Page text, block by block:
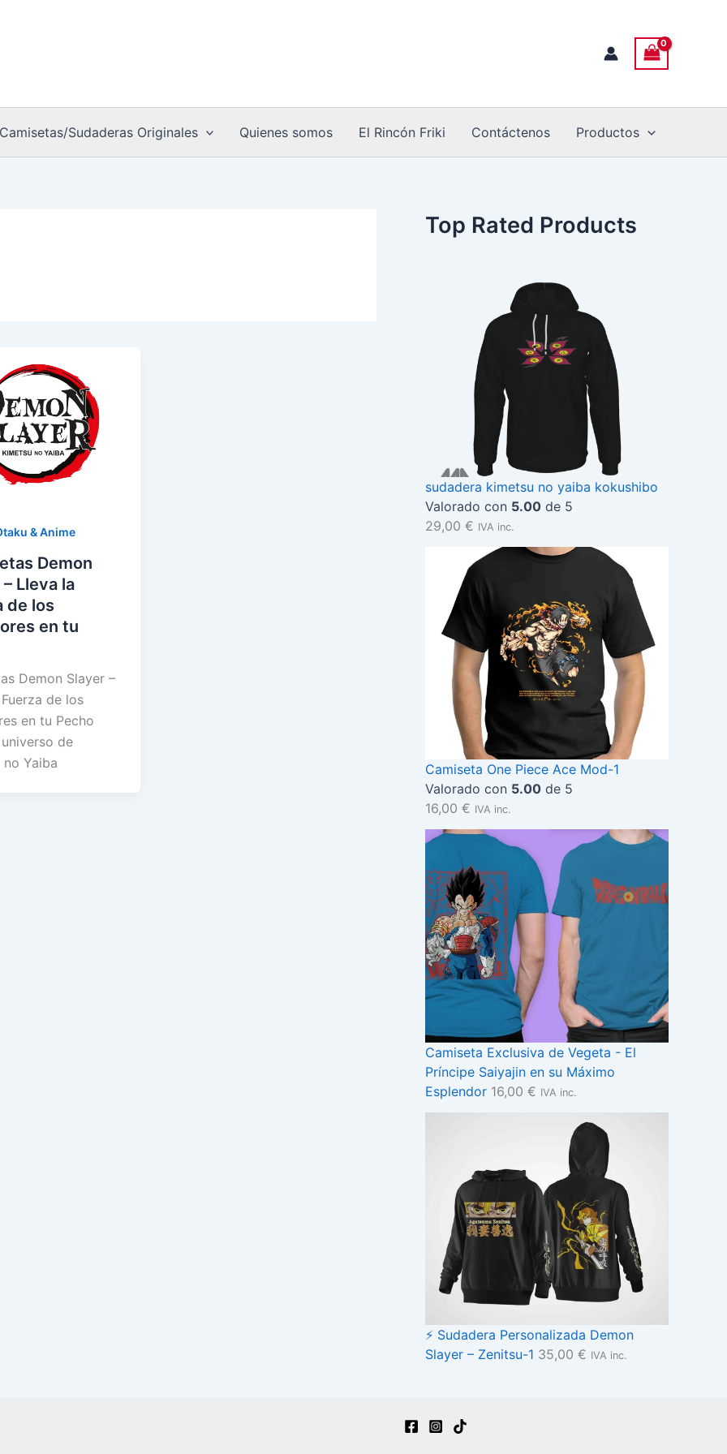
Camisetas/Sudaderas Originales Quienes somos El Rincón Friki Contáctenos Productos
& Anime
Demon
Lleva la
de los
en tu
Demon Slayer –
de los
en tu Pecho
de
Yaiba
Top Rated Products
sudadera kimetsu no yaiba kokushibo
Valorado con 5.00 de 5
29,00 € IVA inc.
Camiseta One Piece Ace Mod-1
Valorado con 5.00 de 5
16,00 € IVA inc.
Camiseta Exclusiva de Vegeta - El
Príncipe Saiyajin en su Máximo
Esplendor 16,00 € IVA inc.
⚡ Sudadera Personalizada Demon
Slayer – Zenitsu-1 35,00 € IVA inc.